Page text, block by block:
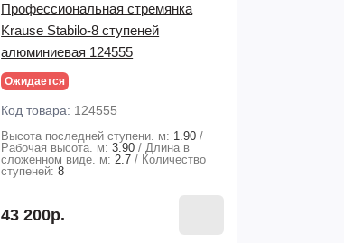
Профессиональная стремянка
Krause Stabilo-8 ступеней
алюминиевая 124555
Ожидается
Код товара: 124555
Высота последней ступени. м: 1.90
Рабочая высота. м: 3.90
Длина в
сложенном виде. м: 2.7
Количество
ступеней: 8
43 200р.